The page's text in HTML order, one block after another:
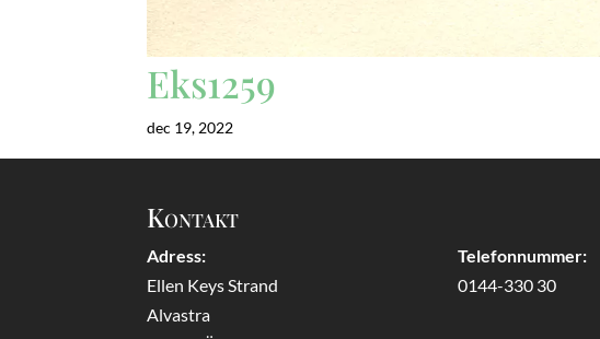
Eks1259
dec 19, 2022
Kontakt
Adress:
Ellen Keys Strand
Alvastra
Telefonnummer:
0144-330 30